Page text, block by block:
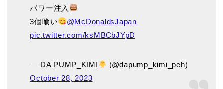
パワー注入
3個喰い
@McDonaldsJapan
pic.twitter.com/ksMBCbJYpD
— DA PUMP_KIMI
(@dapump_kimi_peh)
October 28, 2023